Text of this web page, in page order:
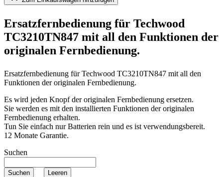
Ersatzfernbedienung für Techwood
TC3210TN847 mit all den Funktionen der
originalen Fernbedienung.
Ersatzfernbedienung fürTechwood TC3210TN847 mit all den
Funktionen der originalen Fernbedienung.
Es wird jeden Knopf der originalen Fernbedienung ersetzen.
Sie werden es mit den installierten Funktionen der originalen
Fernbedienung erhalten.
Tun Sie einfach nur Batterien rein und es ist verwendungsbereit.
12 Monate Garantie.
Suchen